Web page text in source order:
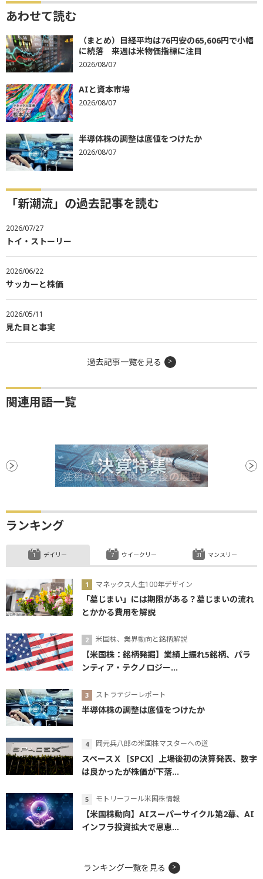
あわせて読む
（まとめ）日経平均は76円安の65,606円で小幅
に続落 来週は米物価指標に注目
2026/08/07
AIと資本市場
2026/08/07
半導体株の調整は底値をつけたか
2026/08/07
「新潮流」の過去記事を読む
2026/07/27
トイ・ストーリー
2026/06/22
サッカーと株価
2026/05/11
見た目と事実
過去記事一覧を見る
関連用語一覧
ランキング
デイリー
マネックス人生100年デザイン
「墓じまい」には期限がある？墓じまいの流れ
とかかる費用を解説
米国株、業界動向と銘柄解説
【米国株：銘柄発掘】業績上振れ5銘柄、パラ
ンティア・テクノロジー...
ストラテジーレポート
半導体株の調整は底値をつけたか
岡元兵八郎の米国株マスターへの道
スペースＸ［SPCX］上場後初の決算発表、数字
は良かったが株価が下落...
モトリーフール米国株情報
【米国株動向】AIスーパーサイクル第2幕、AI
インフラ投資拡大で恩恵...
ウイークリー マンスリー
ランキング一覧を見る